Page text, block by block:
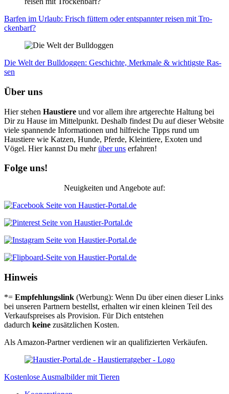
Bar­fen im Urlaub: Frisch füt­tern oder ent­spann­ter rei­sen mit Tro­
cken­barf?
Die Welt der Bull­dog­gen: Geschich­te, Merk­ma­le & wich­tigs­te Ras­
sen
Über uns
Hier stehen Haustiere und vor allem ihre artgerechte Haltung bei
Dir zu Hause im Mittelpunkt. Deshalb findest Du auf dieser Website
viele spannende Informationen und hilfreiche Tipps rund um
Haustiere wie Katzen, Hunde, Pferde, Kleintiere, Exoten und
Vögel. Hier kannst Du mehrüber uns erfahren!
Folge uns!
Neuigkeiten und Angebote auf:
Hinweis
*= Empfehlungslink (Werbung): Wenn Du über einen dieser Links
bei unseren Partnern bestellst, erhalten wir einen kleinen Teil des
Verkaufspreises als Provision. Für Dich entstehen
dadurch keine zusätzlichen Kosten.
Als Amazon-Partner verdienen wir an qualifizierten Verkäufen.
Kostenlose Ausmalbilder mit Tieren